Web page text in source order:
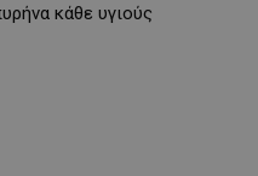
κάθε υγιούς